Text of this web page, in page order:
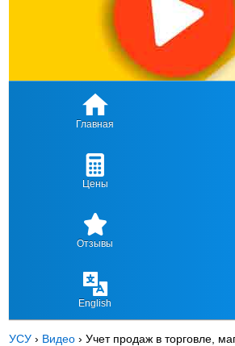
Главная
Цены
Отзывы
English
УСУ › Видео ›Учет продаж в торговле,